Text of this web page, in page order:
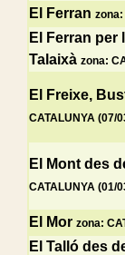
El Ferran zona:
El Ferran per
Talaixà zona:
El Freixe,
CATALUNYA (07/
El Mont des
CATALUNYA (01/
El Mor zona:
El Talló des